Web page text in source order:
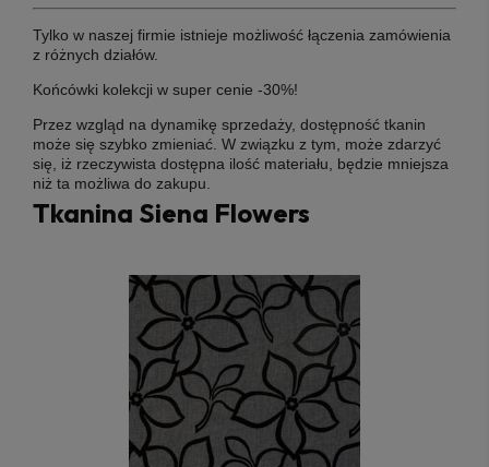
Tylko w naszej firmie istnieje możliwość łączenia zamówienia
z różnych działów.
Końcówki kolekcji w super cenie -30%!
Przez wzgląd na dynamikę sprzedaży, dostępność tkanin
może się szybko zmieniać. W związku z tym, może zdarzyć
się, iż rzeczywista dostępna ilość materiału, będzie mniejsza
niż ta możliwa do zakupu.
Tkanina Siena Flowers